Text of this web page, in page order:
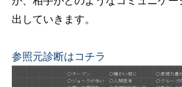
出していきます。
参照元診断はコチラ